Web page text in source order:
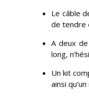
Le câble
de tendre
A deux
long,
Un kit
ainsi